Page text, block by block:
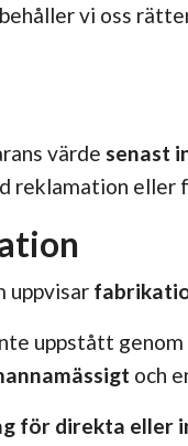
vi oss
värde senast
reklamation eller
uppvisar
uppstått
och
för direkta eller